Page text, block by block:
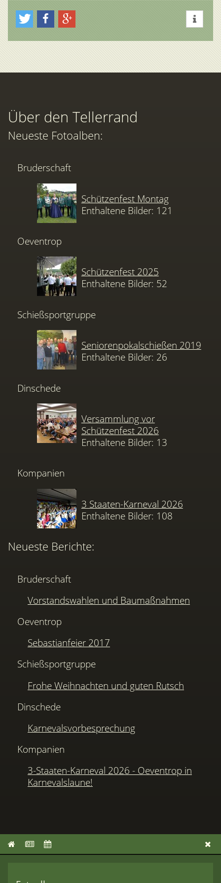
Über den Tellerrand
Neueste Fotoalben:
Bruderschaft
Schützenfest Montag
Enthaltene Bilder: 121
Oeventrop
Schützenfest 2025
Enthaltene Bilder: 52
Schießsportgruppe
Seniorenpokalschießen 2019
Enthaltene Bilder: 26
Dinschede
Versammlung vor
Schützenfest 2026
Enthaltene Bilder: 13
Kompanien
3 Staaten-Karneval 2026
Enthaltene Bilder: 108
Neueste Berichte:
Bruderschaft
Vorstandswahlen und Baumaßnahmen
Oeventrop
Sebastianfeier 2017
Schießsportgruppe
Frohe Weihnachten und guten Rutsch
Dinschede
Karnevalsvorbesprechung
Kompanien
3-Staaten-Karneval 2026 - Oeventrop in
Karnevalslaune!